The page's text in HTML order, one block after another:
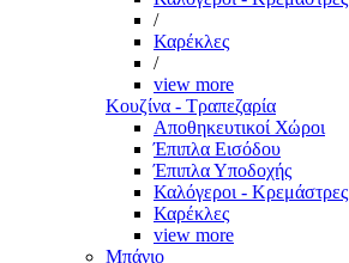
/
Καρέκλες
/
view more
Κουζίνα - Τραπεζαρία
Αποθηκευτικοί Χώροι
Έπιπλα Εισόδου
Έπιπλα Υποδοχής
Καλόγεροι - Κρεμάστρες
Καρέκλες
view more
Μπάνιο